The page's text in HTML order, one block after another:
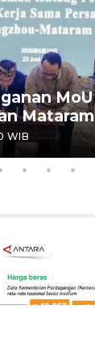
MoU
Mataram
WIB